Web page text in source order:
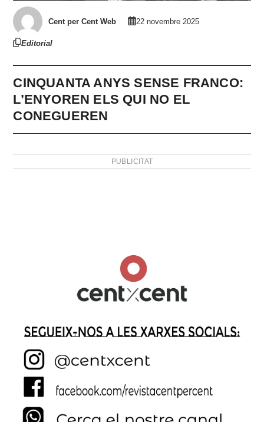
Cent per Cent Web 22 novembre 2025
Editorial
CINQUANTA ANYS SENSE FRANCO:
L’ENYOREN ELS QUI NO EL
CONEGUEREN
PUBLICITAT